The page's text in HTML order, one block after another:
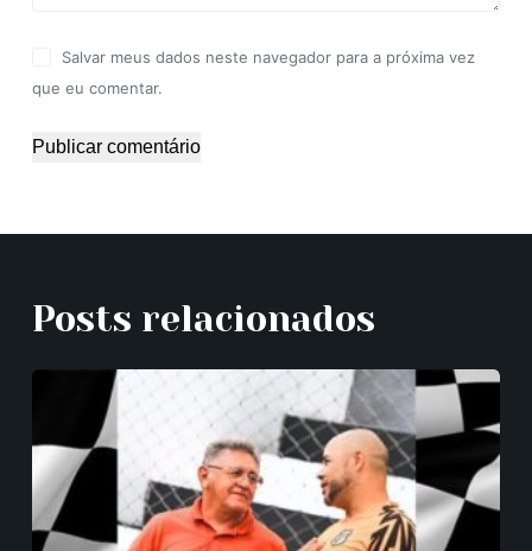
Salvar meus dados neste navegador para a próxima vez
que eu comentar.
Publicar comentário
Posts relacionados